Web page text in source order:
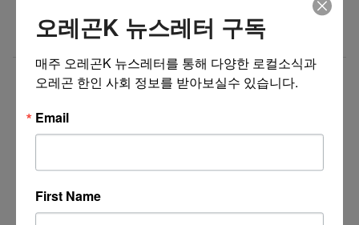
다시 서는 우리, 주인섭 목회상담사가 함께 기도하며
돕겠습니다.
07/30/26
더보기 >>
오레곤K 뉴스레터 구독
매주 오레곤K 뉴스레터를 통해 다양한 로컬소식과
오레곤 한인 사회 정보를 받아보실수 있습니다.
Email
First Name